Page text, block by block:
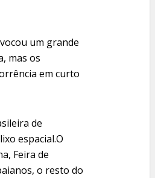
um grande
mas os
em curto
de
espacial.O
Feira de
o resto do